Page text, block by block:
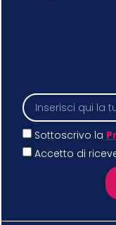
Sottoscrivo la
Accetto di